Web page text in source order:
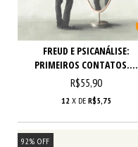
FREUD E PSICANÁLISE:
PRIMEIROS CONTATOS....
R$55,90
12 X DE R$5,75
92% OFF